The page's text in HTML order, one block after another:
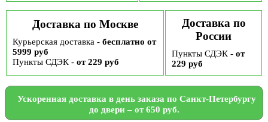
Доставка по Москве
Курьерская доставка - бесплатно от
5999 руб
Пункты СДЭК - от 229 руб
Доставка по
России
Пункты СДЭК - от
229 руб
Ускоренная доставка в день заказа по Санкт-Петербургу
до двери – от 650 руб.